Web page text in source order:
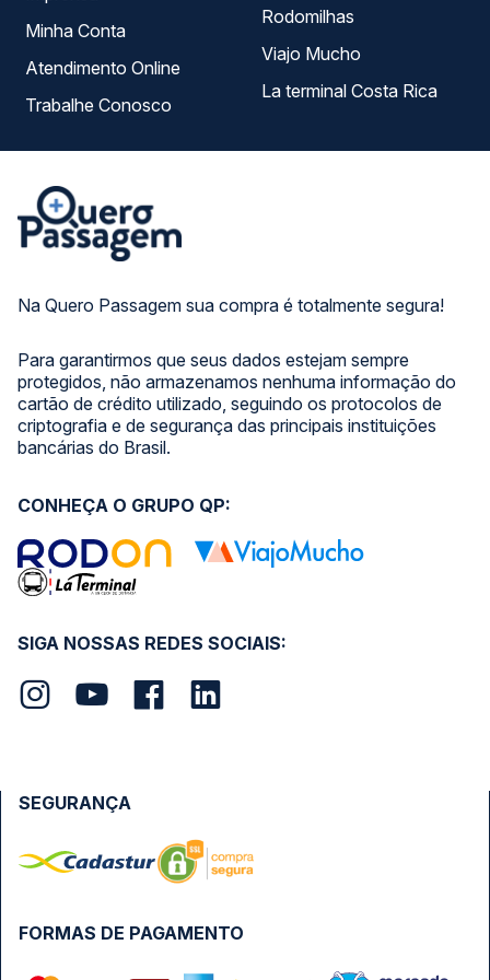
Na Quero Passagem sua compra é totalmente segura!
Para garantirmos que seus dados estejam sempre
protegidos, não armazenamos nenhuma informação do
cartão de crédito utilizado, seguindo os protocolos de
criptografia e de segurança das principais instituições
bancárias do Brasil.
Minha Conta
Atendimento Online
Trabalhe Conosco
Rodomilhas
Viajo Mucho
La terminal Costa Rica
SIGA NOSSAS REDES SOCIAIS:
CONHEÇA O GRUPO QP:
FORMAS DE PAGAMENTO
SEGURANÇA